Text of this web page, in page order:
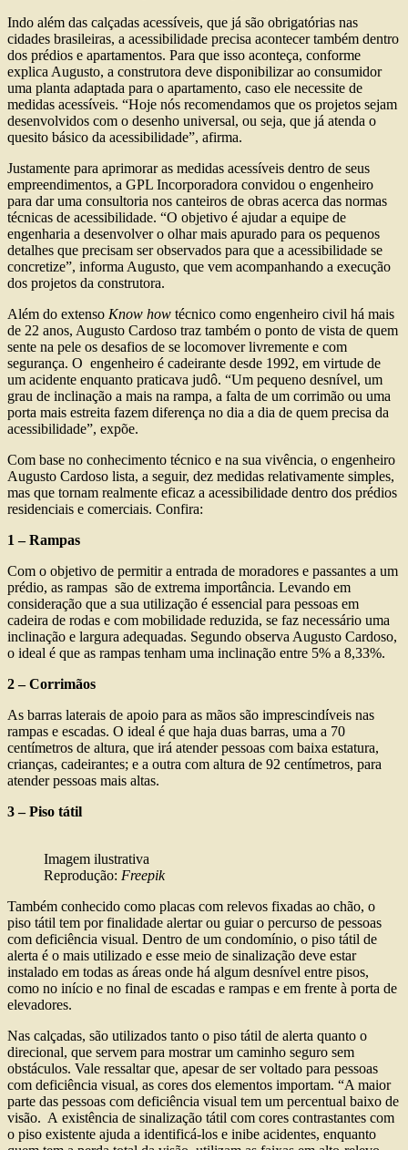
Indo além das calçadas acessíveis, que já são obrigatórias nas
cidades brasileiras, a acessibilidade precisa acontecer também dentro
dos prédios e apartamentos. Para que isso aconteça, conforme
explica Augusto, a construtora deve disponibilizar ao consumidor
uma planta adaptada para o apartamento, caso ele necessite de
medidas acessíveis. “Hoje nós recomendamos que os projetos sejam
desenvolvidos com o desenho universal, ou seja, que já atenda o
quesito básico da acessibilidade”, afirma.
Justamente para aprimorar as medidas acessíveis dentro de seus
empreendimentos, a GPL Incorporadora convidou o engenheiro
para dar uma consultoria nos canteiros de obras acerca das normas
técnicas de acessibilidade. “O objetivo é ajudar a equipe de
engenharia a desenvolver o olhar mais apurado para os pequenos
detalhes que precisam ser observados para que a acessibilidade se
concretize”, informa Augusto, que vem acompanhando a execução
dos projetos da construtora.
Além do extenso Know how técnico como engenheiro civil há mais
de 22 anos, Augusto Cardoso traz também o ponto de vista de quem
sente na pele os desafios de se locomover livremente e com
segurança. O engenheiro é cadeirante desde 1992, em virtude de
um acidente enquanto praticava judô. “Um pequeno desnível, um
grau de inclinação a mais na rampa, a falta de um corrimão ou uma
porta mais estreita fazem diferença no dia a dia de quem precisa da
acessibilidade”, expõe.
Com base no conhecimento técnico e na sua vivência, o engenheiro
Augusto Cardoso lista, a seguir, dez medidas relativamente simples,
mas que tornam realmente eficaz a acessibilidade dentro dos prédios
residenciais e comerciais. Confira:
1 – Rampas
Com o objetivo de permitir a entrada de moradores e passantes a um
prédio, as rampas são de extrema importância. Levando em
consideração que a sua utilização é essencial para pessoas em
cadeira de rodas e com mobilidade reduzida, se faz necessário uma
inclinação e largura adequadas. Segundo observa Augusto Cardoso,
o ideal é que as rampas tenham uma inclinação entre 5% a 8,33%.
2 – Corrimãos
As barras laterais de apoio para as mãos são imprescindíveis nas
rampas e escadas. O ideal é que haja duas barras, uma a 70
centímetros de altura, que irá atender pessoas com baixa estatura,
crianças, cadeirantes; e a outra com altura de 92 centímetros, para
atender pessoas mais altas.
3 – Piso tátil
Imagem ilustrativa
Reprodução: Freepik
Também conhecido como placas com relevos fixadas ao chão, o
piso tátil tem por finalidade alertar ou guiar o percurso de pessoas
com deficiência visual. Dentro de um condomínio, o piso tátil de
alerta é o mais utilizado e esse meio de sinalização deve estar
instalado em todas as áreas onde há algum desnível entre pisos,
como no início e no final de escadas e rampas e em frente à porta de
elevadores.
Nas calçadas, são utilizados tanto o piso tátil de alerta quanto o
direcional, que servem para mostrar um caminho seguro sem
obstáculos. Vale ressaltar que, apesar de ser voltado para pessoas
com deficiência visual, as cores dos elementos importam. “A maior
parte das pessoas com deficiência visual tem um percentual baixo de
visão. A existência de sinalização tátil com cores contrastantes com
o piso existente ajuda a identificá-los e inibe acidentes, enquanto